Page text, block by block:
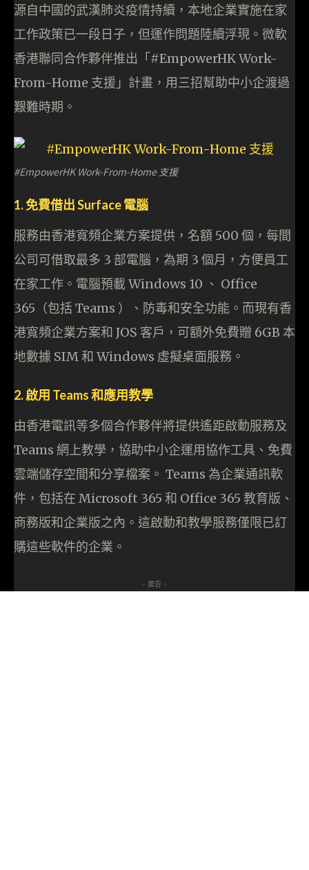
源自中國的武漢肺炎疫情持續，本地企業實施在家
工作政策已一段日子，但運作問題陸續浮現。微軟
香港聯同合作夥伴推出「#EmpowerHK Work-
From-Home 支援」計畫，用三招幫助中小企渡過
艱難時期。
#EmpowerHK Work-From-Home 支援
1. 免費借出 Surface 電腦
服務由香港寬頻企業方案提供，名額 500 個，每間
公司可借取最多 3 部電腦，為期 3 個月，方便員工
在家工作。電腦預載 Windows 10 、 Office
365（包括 Teams ）、防毒和安全功能。而現有香
港寬頻企業方案和 JOS 客戶，可額外免費贈 6GB 本
地數據 SIM 和 Windows 虛擬桌面服務。
2. 啟用 Teams 和應用教學
由香港電訊等多個合作夥伴將提供遙距啟動服務及
Teams 網上教學，協助中小企運用協作工具、免費
雲端儲存空間和分享檔案。 Teams 為企業通訊軟
件，包括在 Microsoft 365 和 Office 365 教育版、
商務版和企業版之內。這啟動和教學服務僅限已訂
購這些軟件的企業。
- 廣告 -